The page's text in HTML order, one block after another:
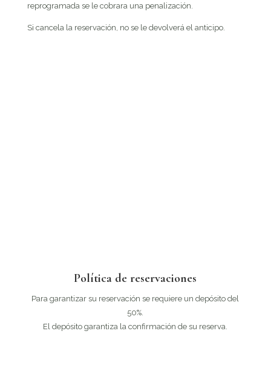
reprogramada se le cobrara una penalización.
Si cancela la reservación, no se le devolverá el anticipo.
Política de reservaciones
Para garantizar su reservación se requiere un depósito del
50%.
El depósito garantiza la confirmación de su reserva.